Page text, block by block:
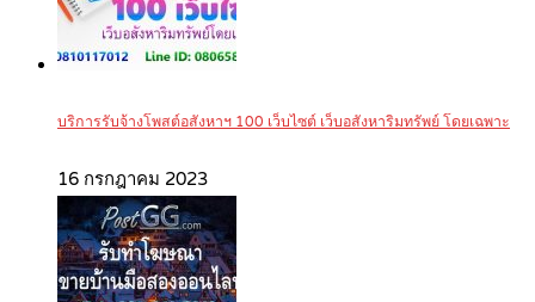
บริการรับจ้างโพสต์อสังหาฯ 100 เว็บไซต์ เว็บอสังหาริมทรัพย์ โดยเฉพาะ
16 กรกฎาคม 2023